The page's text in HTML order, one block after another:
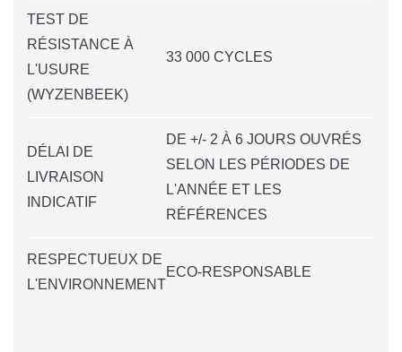
TEST DE
RÉSISTANCE À
L'USURE
(WYZENBEEK)
33 000 CYCLES
DÉLAI DE
LIVRAISON
INDICATIF
DE +/- 2 À 6 JOURS OUVRÉS
SELON LES PÉRIODES DE
L'ANNÉE ET LES
RÉFÉRENCES
RESPECTUEUX DE
L'ENVIRONNEMENT
ECO-RESPONSABLE